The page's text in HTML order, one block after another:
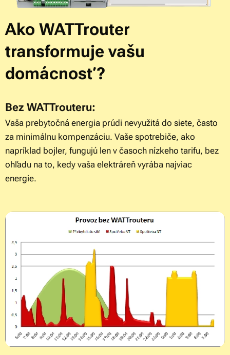
Ako WATTrouter
transformuje vašu
domácnosť?
Bez WATTrouteru:
Vaša prebytočná energia prúdi nevyužitá do siete, často
za minimálnu kompenzáciu. Vaše spotrebiče, ako
napríklad bojler, fungujú len v časoch nízkeho tarifu, bez
ohľadu na to, kedy vaša elektráreň vyrába najviac
energie.